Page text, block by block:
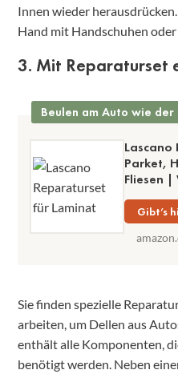
Innen wieder
Hand mit Handschuhen
3. Mit Reparaturset
Beulen am Auto wie
Parket,
Fliesen |
Gibt’s
Sie finden spezielle
arbeiten, um Dellen aus
enthält alle Komponenten,
benötigt werden. Neben